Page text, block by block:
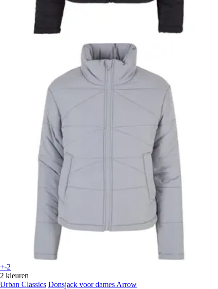
+-2
2 kleuren
Urban Classics Donsjack voor dames Arrow